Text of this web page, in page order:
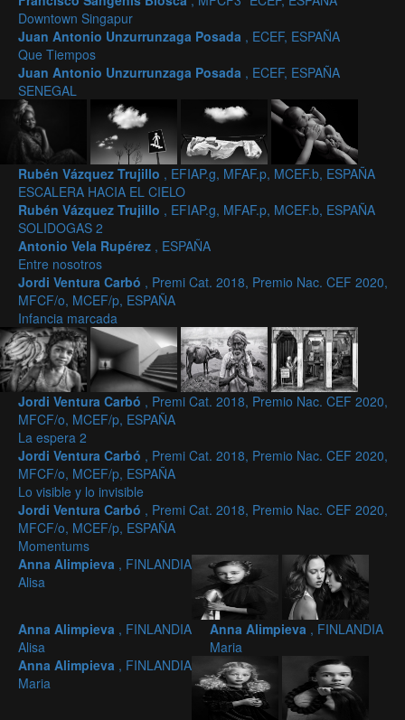
Downtown Singapur
Juan Antonio Unzurrunzaga Posada , ECEF, ESPAÑA
Que Tiempos
Juan Antonio Unzurrunzaga Posada , ECEF, ESPAÑA
SENEGAL
Rubén Vázquez Trujillo , EFIAP.g, MFAF.p, MCEF.b, ESPAÑA
ESCALERA HACIA EL CIELO
Rubén Vázquez Trujillo , EFIAP.g, MFAF.p, MCEF.b, ESPAÑA
SOLIDOGAS 2
Antonio Vela Rupérez , ESPAÑA
Entre nosotros
Jordi Ventura Carbó , Premi Cat. 2018, Premio Nac. CEF 2020,
MFCF/o, MCEF/p, ESPAÑA
Infancia marcada
Jordi Ventura Carbó , Premi Cat. 2018, Premio Nac. CEF 2020,
MFCF/o, MCEF/p, ESPAÑA
La espera 2
Jordi Ventura Carbó , Premi Cat. 2018, Premio Nac. CEF 2020,
MFCF/o, MCEF/p, ESPAÑA
Lo visible y lo invisible
Jordi Ventura Carbó , Premi Cat. 2018, Premio Nac. CEF 2020,
MFCF/o, MCEF/p, ESPAÑA
Momentums
Anna Alimpieva , FINLANDIA
Alisa
Anna Alimpieva , FINLANDIA
Alisa
Anna Alimpieva , FINLANDIA
Maria
Anna Alimpieva , FINLANDIA
Maria